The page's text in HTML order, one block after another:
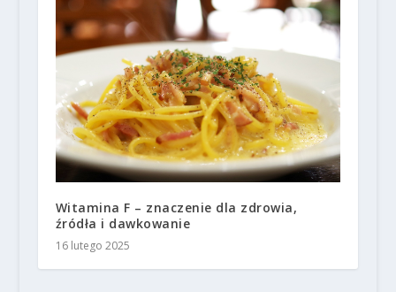
Witamina F – znaczenie dla zdrowia,
źródła i dawkowanie
16 lutego 2025